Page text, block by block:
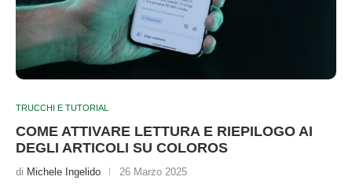
TRUCCHI E TUTORIAL
COME ATTIVARE LETTURA E RIEPILOGO AI
DEGLI ARTICOLI SU COLOROS
di Michele Ingelido 26 Marzo 2025